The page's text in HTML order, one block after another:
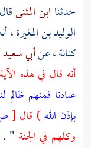
حدثنا ابن المثنى
الوليد بن المغيرة ،
كنانة ، عنأبي
أنه قال في هذه
عبادنا فمنهم
بإذن الله) قال [
وكلهم في الجنة " .